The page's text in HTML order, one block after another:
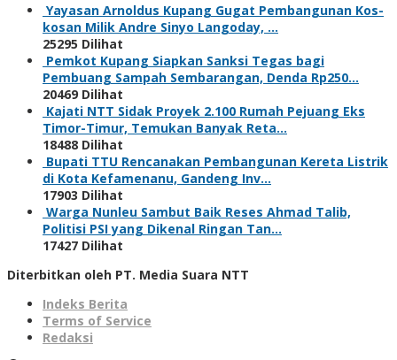
Yayasan Arnoldus Kupang Gugat Pembangunan Kos-
kosan Milik Andre Sinyo Langoday, …
25295 Dilihat
Pemkot Kupang Siapkan Sanksi Tegas bagi
Pembuang Sampah Sembarangan, Denda Rp250…
20469 Dilihat
Kajati NTT Sidak Proyek 2.100 Rumah Pejuang Eks
Timor-Timur, Temukan Banyak Reta…
18488 Dilihat
Bupati TTU Rencanakan Pembangunan Kereta Listrik
di Kota Kefamenanu, Gandeng Inv…
17903 Dilihat
Warga Nunleu Sambut Baik Reses Ahmad Talib,
Politisi PSI yang Dikenal Ringan Tan…
17427 Dilihat
Diterbitkan oleh PT. Media Suara NTT
Indeks Berita
Terms of Service
Redaksi